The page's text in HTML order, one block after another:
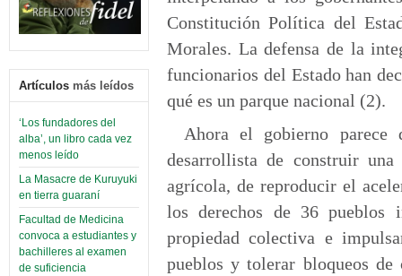
Artículos más leídos
‘Los fundadores del
alba’, un libro cada vez
menos leído
La Masacre de Kuruyuki
en tierra guaraní
Facultad de Medicina
convoca a estudiantes y
bachilleres al examen
de suficiencia
Constitución Política del
Morales. La defensa de la
funcionarios del Estado han
qué es un parque nacional (2).
Ahora el gobierno parece
desarrollista de construir
agrícola, de reproducir el
los derechos de 36 pueblos
propiedad colectiva e
pueblos y tolerar bloqueos de